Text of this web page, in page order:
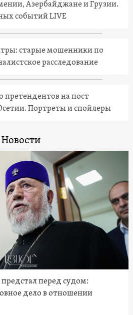
Азербайджане и Грузии.
событий LIVE
старые мошенники по
расследование
претендентов на пост
Портреты и спойлеры
Новости
перед судом:
дело в отношении